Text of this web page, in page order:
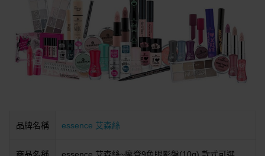
品牌名稱 essence 艾森絲